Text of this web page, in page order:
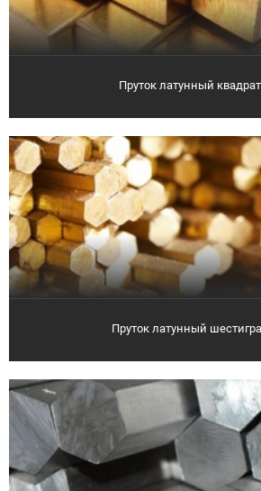
Пруток латунный
Пруток латунный